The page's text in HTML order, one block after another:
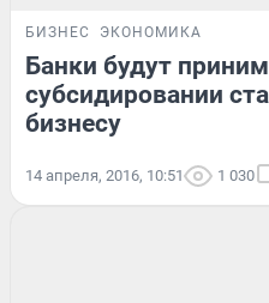
БИЗНЕС ЭКОНОМИКА
Банки будут
субсидировании
бизнесу
14 апреля, 2016, 10:51 1 030